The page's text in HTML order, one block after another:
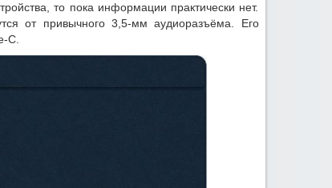
то пока информации практически нет.
от привычного 3,5-мм аудиоразъёма. Его
C.